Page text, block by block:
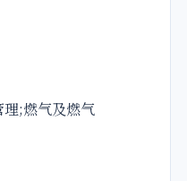
;燃气及燃气